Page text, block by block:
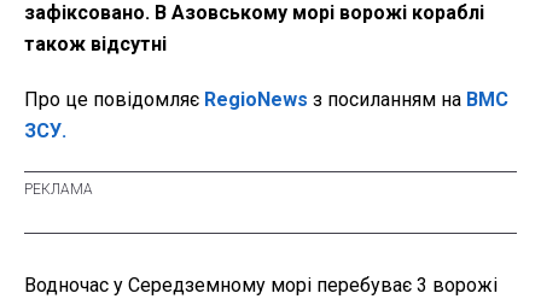
зафіксовано. В Азовському морі ворожі кораблі
також відсутні
Про це повідомляє RegioNews з посиланням на ВМС
ЗСУ.
Водночас у Середземному морі перебуває 3 ворожі